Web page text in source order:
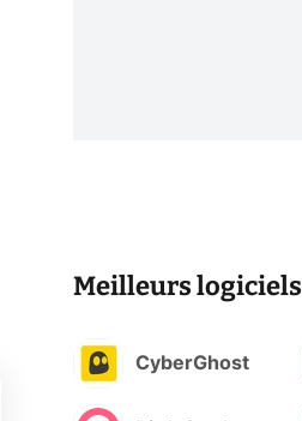
Meilleurs logiciels
CyberGhost